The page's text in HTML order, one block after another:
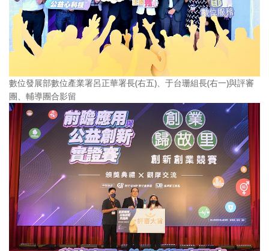
數位發展部數位產業署呂正華署長(右五)、于台珊組長(右一)與評審
團、輔導團合影留